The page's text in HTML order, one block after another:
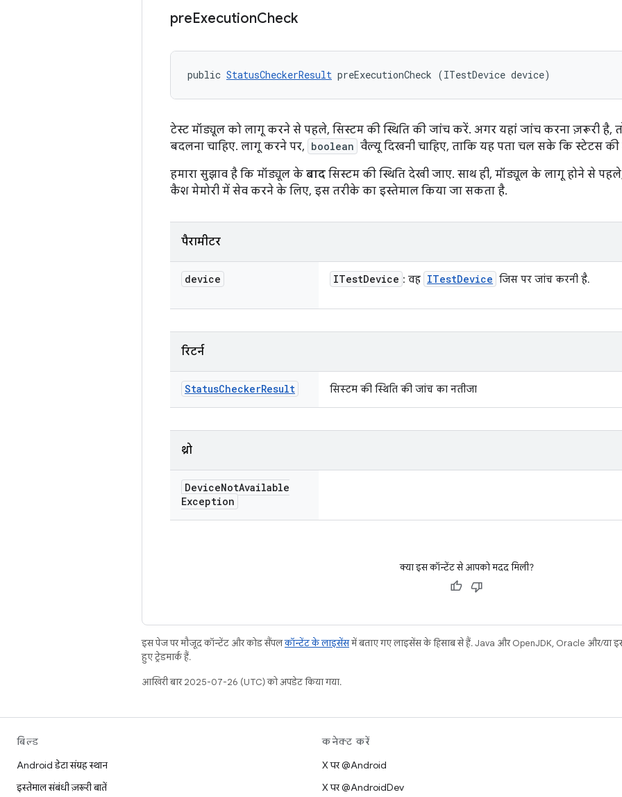
preExecutionCheck
public StatusCheckerResult preExecutionCheck (ITestDevice device)
टेस्ट मॉड्यूल को लागू करने से पहले, सिस्टम की स्थिति की जांच करें. अगर यहां जांच करना ज़रूरी है,
बदलना चाहिए. लागू करने पर, boolean वैल्यू दिखनी चाहिए, ताकि यह पता चल सके कि स्टेटस की
हमारा सुझाव है कि मॉड्यूल के बाद सिस्टम की स्थिति देखी जाए. साथ ही, मॉड्यूल के लागू होने से
कैश मेमोरी में सेव करने के लिए, इस तरीके का इस्तेमाल किया जा सकता है.
पैरामीटर
device ITestDevice : वह ITestDevice जिस पर जांच करनी है.
रिटर्न
StatusCheckerResult सिस्टम की स्थिति की जांच का नतीजा
थ्रो
DeviceNotAvailable
Exception
क्या इस कॉन्टेंट से आपको मदद मिली?
इस पेज पर मौजूद कॉन्टेंट और कोड सैंपलकॉन्टेंट के लाइसेंसमें बताए गए लाइसेंस के हिसाब से हैं. Java और OpenJDK, Oracle और/या
हुए ट्रेडमार्क हैं.
आखिरी बार 2025-07-26 (UTC) को अपडेट किया गया.
बिल्ड
Android डेटा संग्रह स्थान
इस्तेमाल संबंधी ज़रूरी बातें
कनेक्ट करें
X पर @Android
X पर @AndroidDev